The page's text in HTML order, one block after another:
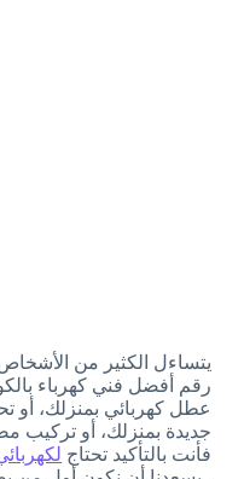
يتساءل الكثير من
عطل كهربائي بمنزلك، أو
جديدة بمنزلك، أو تركيب
فأنت بالتأكيد تحتاج